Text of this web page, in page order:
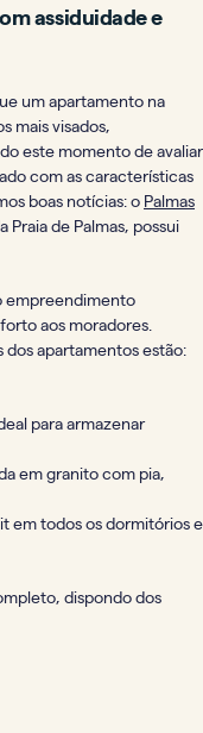
assiduidade e
um apartamento na
mais visados,
este momento de avaliar
com as características
boas notícias: o Palmas
Praia de Palmas, possui
empreendimento
aos moradores.
apartamentos estão:
para armazenar
em granito com pia,
em todos os dormitórios e
dispondo dos